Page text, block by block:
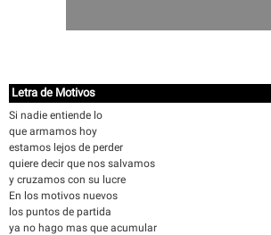
Letra de Motivos
Si nadie entiende lo
que armamos hoy
estamos lejos de perder
quiere decir que nos salvamos
y cruzamos con su lucre
En los motivos nuevos
los puntos de partida
ya no hago mas que acumular